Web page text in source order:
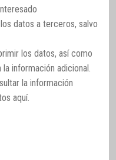
datos a terceros, salvo
los datos, así como
información adicional.
la información
aquí.